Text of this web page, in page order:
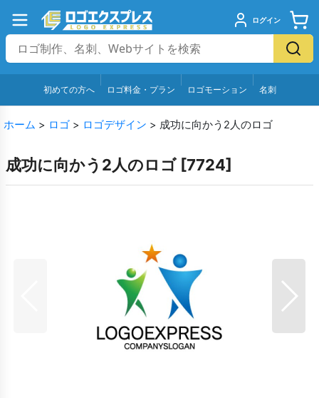
ログイン
初めての方へ ロゴ料金・プラン ロゴモーション 名刺
ホーム > ロゴ > ロゴデザイン > 成功に向かう2人のロゴ
成功に向かう2人のロゴ [7724]